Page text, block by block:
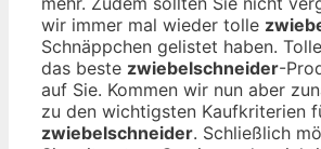
wir immer mal wieder tolle
Schnäppchen gelistet haben.
das beste zwiebelschneider-
auf Sie. Kommen wir nun aber
zu den wichtigsten Kaufkriterien
zwiebelschneider. Schließlich